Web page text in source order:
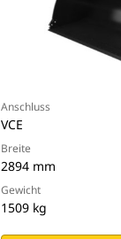
Anschluss
VCE
Breite
2894 mm
Gewicht
1509 kg